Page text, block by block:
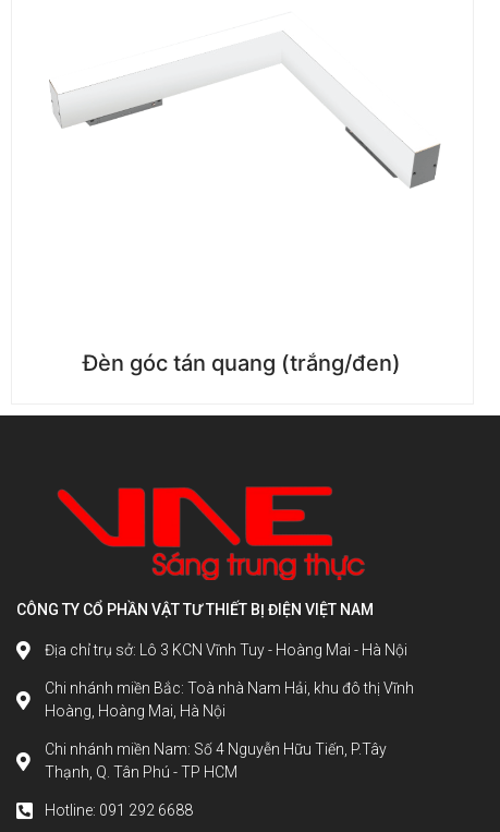
Đèn góc tán quang (trắng/đen)
CÔNG TY CỔ PHẦN VẬT TƯ THIẾT BỊ ĐIỆN VIỆT NAM
Địa chỉ trụ sở: Lô 3 KCN Vĩnh Tuy - Hoàng Mai - Hà Nội
Chi nhánh miền Bắc: Toà nhà Nam Hải, khu đô thị Vĩnh
Hoàng, Hoàng Mai, Hà Nội
Chi nhánh miền Nam: Số 4 Nguyễn Hữu Tiến, P.Tây
Thạnh, Q. Tân Phú - TP HCM
Hotline: 091 292 6688